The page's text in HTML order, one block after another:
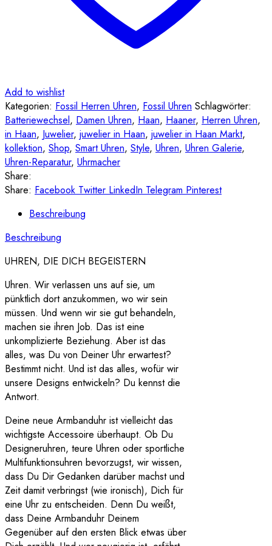
Add to wishlist
Kategorien: Fossil Herren Uhren, Fossil Uhren Schlagwörter:
Batteriewechsel, Damen Uhren, Haan, Haaner, Herren Uhren,
in Haan, Juwelier, juwelier in Haan, juwelier in Haan Markt,
kollektion, Shop, Smart Uhren, Style, Uhren, Uhren Galerie,
Uhren-Reparatur, Uhrmacher
Share:
Share: Facebook Twitter LinkedIn Telegram Pinterest
Beschreibung
Beschreibung
UHREN, DIE DICH BEGEISTERN
Uhren. Wir verlassen uns auf sie, um
pünktlich dort anzukommen, wo wir sein
müssen. Und wenn wir sie gut behandeln,
machen sie ihren Job. Das ist eine
unkomplizierte Beziehung. Aber ist das
alles, was Du von Deiner Uhr erwartest?
Bestimmt nicht. Und ist das alles, wofür wir
unsere Designs entwickeln? Du kennst die
Antwort.
Deine neue Armbanduhr ist vielleicht das
wichtigste Accessoire überhaupt. Ob Du
Designeruhren, teure Uhren oder sportliche
Multifunktionsuhren bevorzugst, wir wissen,
dass Du Dir Gedanken darüber machst und
Zeit damit verbringst (wie ironisch), Dich für
eine Uhr zu entscheiden. Denn Du weißt,
dass Deine Armbanduhr Deinem
Gegenüber auf den ersten Blick etwas über